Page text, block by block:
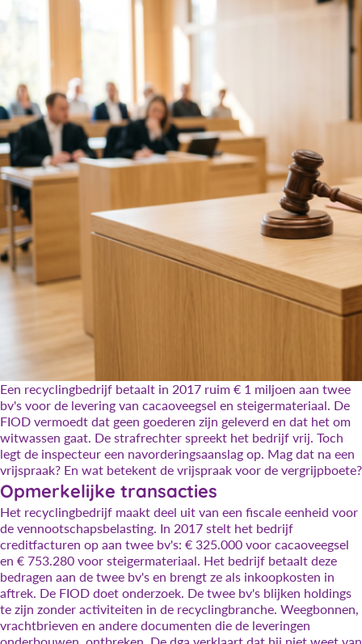
Een recyclingbedrijf betaalt in 2017 ruim € 1 miljoen aan twee
bv's voor de levering van cacaoveegsel en steigermateriaal. De
FIOD vermoedt dat geen goederen zijn geleverd en dat het om
witwassen gaat. De strafrechter spreekt het bedrijf vrij. Toch
legt de inspecteur een navorderingsaanslag op. Mag dat na een
vrijspraak? En wat betekent de vrijspraak voor de vergrijpboete?
Opmerkelijke transacties
Het recyclingbedrijf maakt deel uit van een fiscale eenheid voor
de vennootschapsbelasting. In 2017 stelt het bedrijf
creditfacturen op aan twee bv's: € 325.000 voor cacaoveegsel
en € 753.280 voor steigermateriaal. Het bedrijf betaalt deze
bedragen aan de twee bv's en brengt ze als inkoopkosten in
aftrek. De FIOD doet onderzoek. De twee bv's blijken holdings
te zijn zonder activiteiten in de recyclingbranche. Weegbonnen,
vrachtbrieven en andere documenten die de leveringen